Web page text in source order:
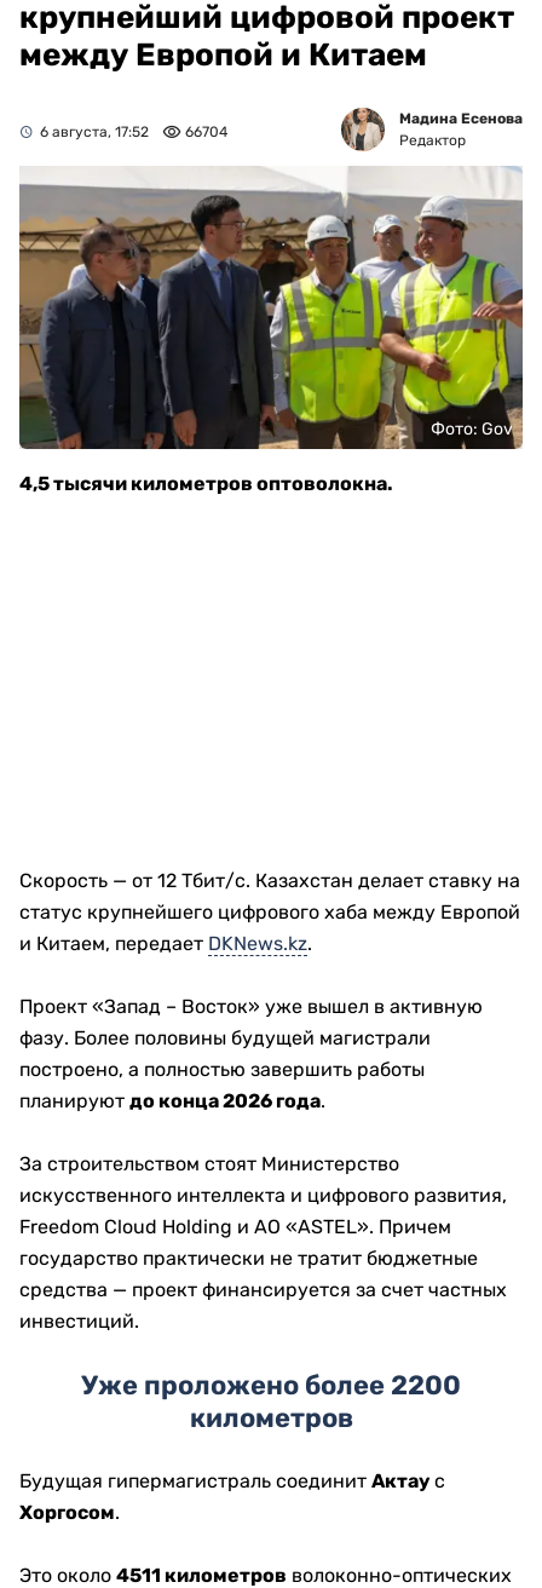
крупнейший цифровой проект
между Европой и Китаем
6 августа, 17:52 66704
Мадина Есенова
Редактор
Фото: Gov
4,5 тысячи километров оптоволокна.
Скорость — от 12 Тбит/с. Казахстан делает ставку на
статус крупнейшего цифрового хаба между Европой
и Китаем, передает DKNews.kz.
Проект «Запад – Восток» уже вышел в активную
фазу. Более половины будущей магистрали
построено, а полностью завершить работы
планируют до конца 2026 года.
За строительством стоят Министерство
искусственного интеллекта и цифрового развития,
Freedom Cloud Holding и АО «ASTEL». Причем
государство практически не тратит бюджетные
средства — проект финансируется за счет частных
инвестиций.
Уже проложено более 2200
километров
Будущая гипермагистраль соединит Актау с
Хоргосом.
Это около 4511 километров волоконно-оптических